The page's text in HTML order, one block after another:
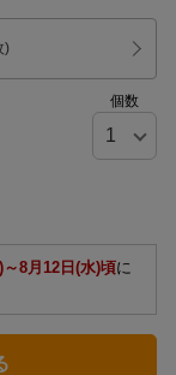
)
個数
8月12日(水)頃に